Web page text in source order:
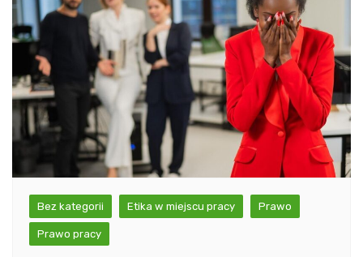
Bez kategorii Etika w miejscu pracy Prawo
Prawo pracy